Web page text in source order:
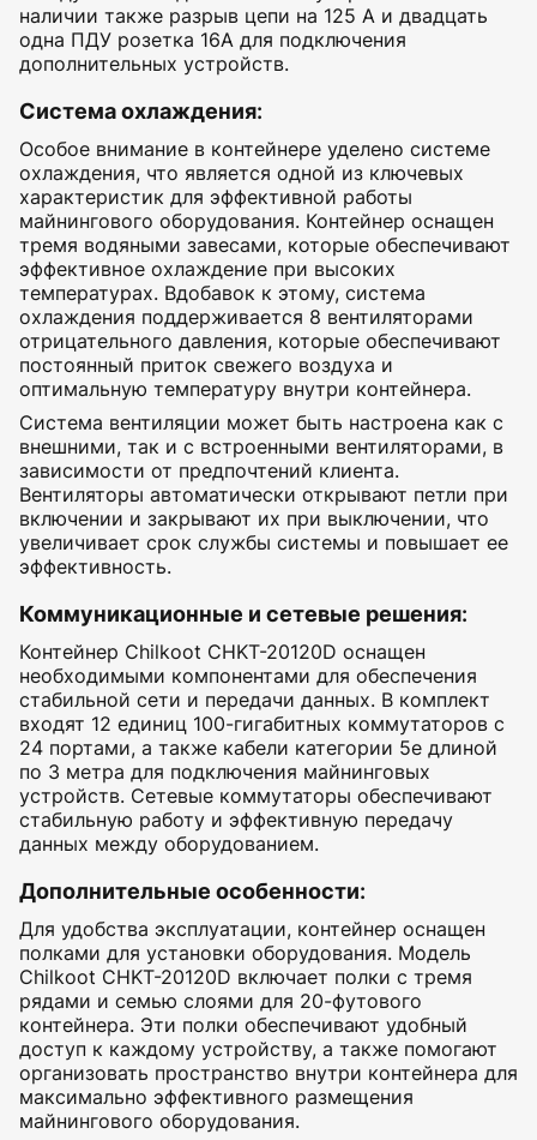
наличии также разрыв цепи на 125 А и двадцать
одна ПДУ розетка 16А для подключения
дополнительных устройств.
Система охлаждения:
Особое внимание в контейнере уделено системе
охлаждения, что является одной из ключевых
характеристик для эффективной работы
майнингового оборудования. Контейнер оснащен
тремя водяными завесами, которые обеспечивают
эффективное охлаждение при высоких
температурах. Вдобавок к этому, система
охлаждения поддерживается 8 вентиляторами
отрицательного давления, которые обеспечивают
постоянный приток свежего воздуха и
оптимальную температуру внутри контейнера.
Система вентиляции может быть настроена как с
внешними, так и с встроенными вентиляторами, в
зависимости от предпочтений клиента.
Вентиляторы автоматически открывают петли при
включении и закрывают их при выключении, что
увеличивает срок службы системы и повышает ее
эффективность.
Коммуникационные и сетевые решения:
Контейнер Chilkoot CHKT-20120D оснащен
необходимыми компонентами для обеспечения
стабильной сети и передачи данных. В комплект
входят 12 единиц 100-гигабитных коммутаторов с
24 портами, а также кабели категории 5e длиной
по 3 метра для подключения майнинговых
устройств. Сетевые коммутаторы обеспечивают
стабильную работу и эффективную передачу
данных между оборудованием.
Дополнительные особенности:
Для удобства эксплуатации, контейнер оснащен
полками для установки оборудования. Модель
Chilkoot CHKT-20120D включает полки с тремя
рядами и семью слоями для 20-футового
контейнера. Эти полки обеспечивают удобный
доступ к каждому устройству, а также помогают
организовать пространство внутри контейнера для
максимально эффективного размещения
майнингового оборудования.